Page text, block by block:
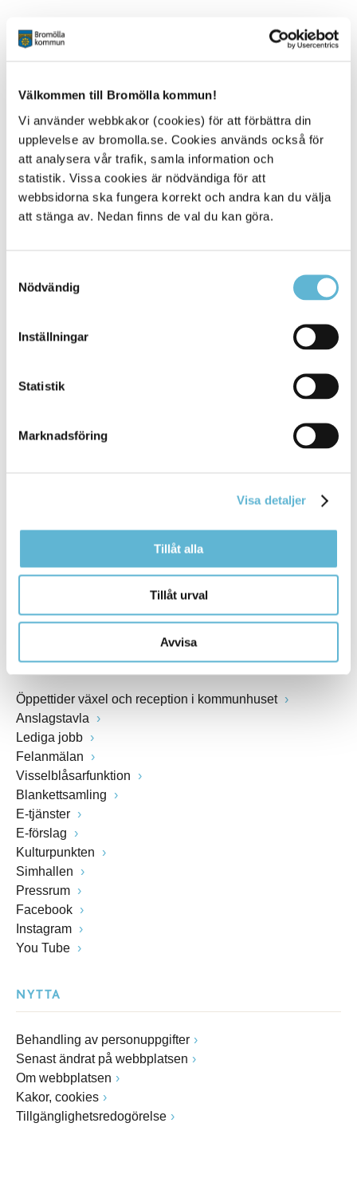
Välkommen till Bromölla kommun!
Vi använder webbkakor (cookies) för att förbättra din
upplevelse av bromolla.se. Cookies används också för
att analysera vår trafik, samla information och
statistik. Vissa cookies är nödvändiga för att
webbsidorna ska fungera korrekt och andra kan du välja
att stänga av. Nedan finns de val du kan göra.
Nödvändig
Inställningar
Statistik
Marknadsföring
Visa detaljer
Tillåt alla
Tillåt urval
Avvisa
901
Hela webbplatsen
901
Alla platser
Postadress
www.bromolla.se
Växel: 0456-82 20 00
Öppettider växel och reception i kommunhuset
Anslagstavla
Lediga jobb
Felanmälan
Visselblåsarfunktion
Blankettsamling
E-tjänster
E-förslag
Kulturpunkten
Simhallen
Pressrum
Facebook
Instagram
You Tube
NYTTA
Behandling av personuppgifter
Senast ändrat på webbplatsen
Om webbplatsen
Kakor, cookies
Tillgänglighetsredogörelse